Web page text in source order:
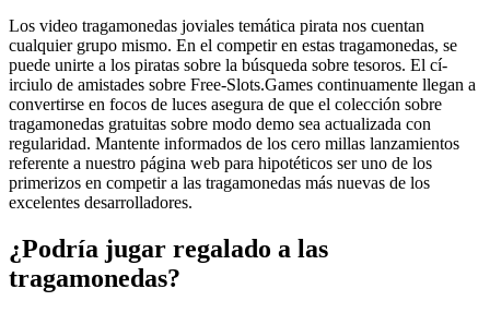
Los video tragamonedas joviales temática pirata nos cuentan
cualquier grupo mismo. En el competir en estas tragamonedas, se
puede unirte a los piratas sobre la búsqueda sobre tesoros. El cí­
irciulo de amistades sobre Free-Slots.Games continuamente llegan a
convertirse en focos de luces asegura de que el colección sobre
tragamonedas gratuitas sobre modo demo sea actualizada con
regularidad. Mantente informados de los cero millas lanzamientos
referente a nuestro página web para hipotéticos ser uno de los
primerizos en competir a las tragamonedas más nuevas de los
excelentes desarrolladores.
¿Podría jugar regalado a las
tragamonedas?